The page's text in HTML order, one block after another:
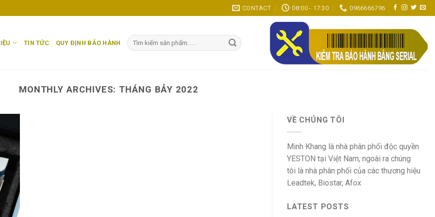
CONTACT 08:00 - 17:30 0966666796
TIN TỨC QUY ĐỊNH BẢO HÀNH
Tìm
kiếm:
MONTHLY ARCHIVES: THÁNG BẢY 2022
VỀ CHÚNG TÔI
Minh Khang là nhà phân phối độc quyền
YESTON tại Việt Nam, ngoài ra chúng
tôi là nhà phân phối của các thương hiệu
Leadtek, Biostar, Afox
LATEST POSTS